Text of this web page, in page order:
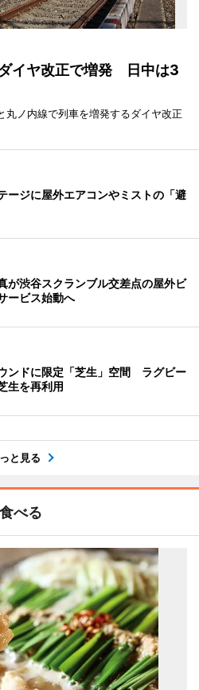
イヤ改正で増発 日中は3
丸ノ内線で列車を増発するダイヤ改正
ージに屋外エアコンやミストの「避
が渋谷スクランブル交差点の屋外ビ
ービス始動へ
ンドに限定「芝生」空間 ラグビー
生を再利用
と見る
食べる